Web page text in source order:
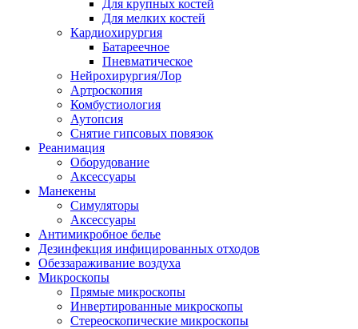
Для крупных костей
Для мелких костей
Кардиохирургия
Батареечное
Пневматическое
Нейрохирургия/Лор
Артроскопия
Комбустиология
Аутопсия
Снятие гипсовых повязок
Реанимация
Оборудование
Аксессуары
Манекены
Симуляторы
Аксессуары
Антимикробное белье
Дезинфекция инфицированных отходов
Обеззараживание воздуха
Микроскопы
Прямые микроскопы
Инвертированные микроскопы
Стереоскопические микроскопы